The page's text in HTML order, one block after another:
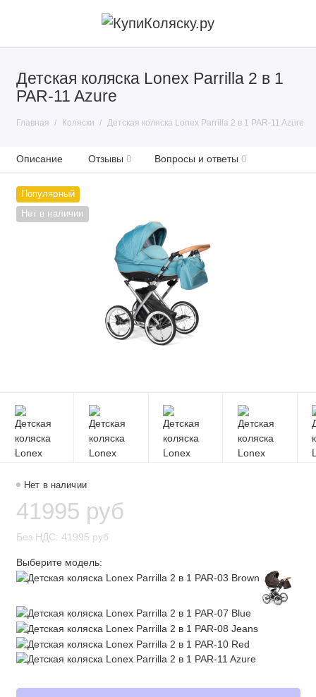
Детская коляска Lonex Parrilla 2 в 1
PAR-11 Azure
Главная Коляски Детская коляска Lonex Parrilla 2 в 1 PAR-11 Azure
Описание Отзывы 0 Вопросы и ответы 0
Популярный
Нет в наличии
Нет в наличии
41995 руб
Без НДС: 41995 руб
Выберите модель: